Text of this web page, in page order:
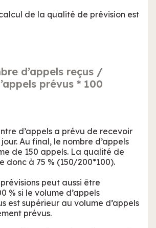
de la qualité de prévision est
d’appels reçus /
prévus * 100
d’appels a prévu de recevoir
Au final, le nombre d’appels
de 150 appels. La qualité de
donc à 75 % (150/200*100).
peut aussi être
% si le volume d’appels
est supérieur au volume d’appels
prévus.